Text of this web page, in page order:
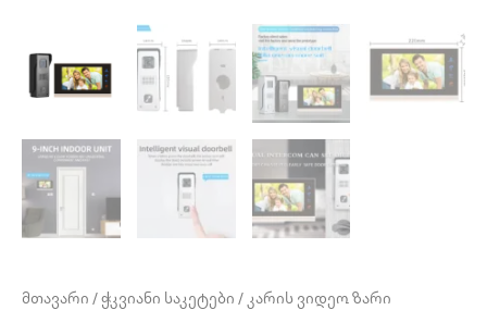
მთავარი / ჭკვიანი საკეტები / კარის ვიდეო ზარი